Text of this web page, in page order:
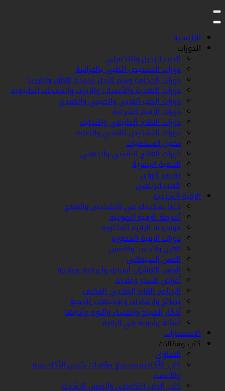
الرئيسية
الدورات
الطب البديل والتكميلي
دورات التشخيص الطبي بالفراسة
دورات الحجامة وسم النحل ودودة العلق والفصد
دورات التغذية والأعشاب والزيوت والمنتجات الطبيعية
دورات الطب العربي والصيني والهندي
دورات الرقية الشرعية
دورات العلاج الطبيعي والتدليك
دورات التشخيص القزحي والصلبة
تحليل الشخصيات
دورات العلاج النفسي والذهني
التنمية البشرية
تفسير الرؤى
الطب الرياضي
الرقية الشرعية
دعنا نساعدك في التشخيص والعلاج
أشرطة الرقية الصوتية
موسوعة الرقية المكتوبة
دورات الرقية المطورة
العين والحسد والنفس
المس الشيطاني
المس العاشق: أسبابه وأعراضه وعلاجه
أعراض السحر وعلاجه
البرنامج العام العلاجي المكثف
نصائح وإرشادات وتوجيهات للجميع
أذكار الصباح والمساء والنوم وآدابها
أسئلة وأجوبة في الرقية
الاستشارات
كتب ومقالات
الفتاوى
كتب الأكاديميةجميع مؤلفات رئيس الأكاديمية
والأعضاء
كتب الطب التكميلي والنفس البشرية